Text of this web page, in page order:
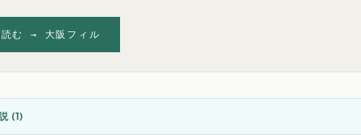
読む → 大阪フィル
(1)